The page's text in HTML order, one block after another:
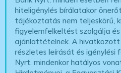
hiteligénylés bírálatakor
tájékoztatás nem teljeskörű,
figyelemfelkeltést szolgálja és
ajánlattételnek. A hivatkozott
részletes leírását és
Nyrt. mindenkor hatályos